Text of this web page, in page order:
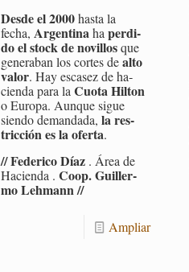
Desde el 2000hasta la
fecha, Ar­gen­ti­nahaper­di­
do el stock de no­vi­llosque
ge­ne­ra­ban los cor­tes dealto
valor. Hay es­ca­sez de ha­
cien­da para laCuota Hil­ton
o Eu­ro­pa. Aun­que sigue
sien­do de­man­da­da,la res­
tric­ción es la ofer­ta.
// Fe­de­ri­co Díaz . Área de
Ha­cien­da .Coop. Gui­ller­
mo Leh­mann //
Am­pliar